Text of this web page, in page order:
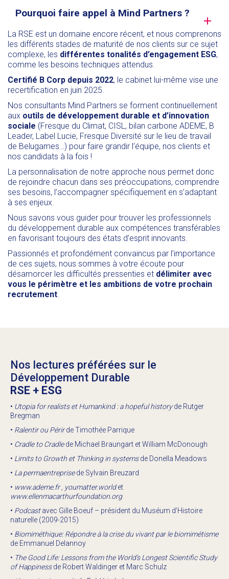
Pourquoi faire appel à Mind Partners ?
La RSE est un domaine encore récent, et nous comprenons
les différents stades de maturité de nos clients sur ce sujet
complexe, les différentes tonalités d’engagement ESG,
comme les besoins techniques attendus.
Certifié B Corp depuis 2022, le cabinet lui-même vise une
recertification en juin 2025.
Nos consultants Mind Partners se forment continuellement
aux outils de développement durable et d’innovation
sociale (Fresque du Climat, CISL, bilan carbone ADEME, B
Leader, Label Lucie, Fresque Diversité sur le lieu de travail
de Belugames…) pour faire grandir l’équipe, nos clients et
nos candidats à la fois !
La personnalisation de notre approche nous permet donc
de rejoindre chacun dans ses préoccupations, comprendre
ses besoins, l’accompagner spécifiquement en s’adaptant
à ses enjeux.
Nous savons vous guider pour trouver les professionnels
du développement durable aux compétences transférables
en favorisant toujours des états d’esprit innovants.
Passionnés et profondément convaincus par l’importance
de ces sujets, nous sommes à votre écoute pour
désamorcer les difficultés pressenties et délimiter avec
vous le périmètre et les ambitions de votre prochain
recrutement
Nos lectures préférées sur le
Développement Durable
RSE + ESG
• Utopia for realists et Humankind : a hopeful historyde Rutger
Bregman
• Ralentir ou Périrde Timothée Parrique
• Cradle to Cradlede Michael Braungart et William McDonough
• Limits to Growth et Thinking in systemsde Donella Meadows
• La permaentreprisede Sylvain Breuzard
• www.ademe.fr, youmatter.world et
www.ellenmacarthurfoundation.org
• Podcastavec Gille Boeuf – président du Muséum d’Histoire
naturelle (2009-2015)
• Biomiméthique: Répondre à la crise du vivant par le biomimétisme
de Emmanuel Delannoy
• The Good Life: Lessons from the World’s Longest Scientific Study
of Happinessde Robert Waldinger et Marc Schulz